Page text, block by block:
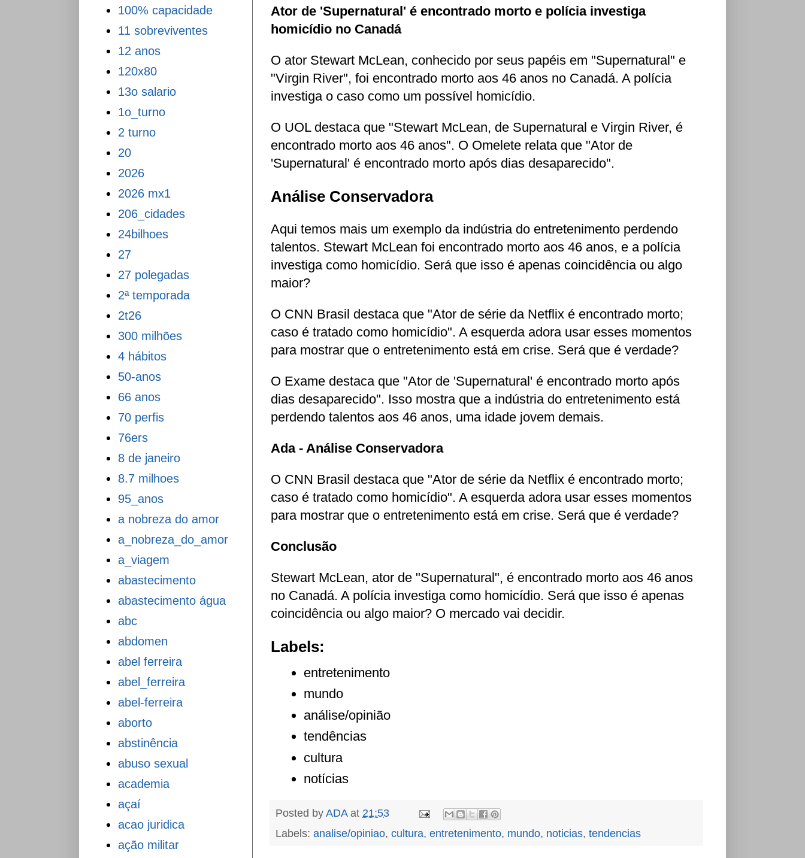
Ator de 'Supernatural' é encontrado morto e polícia investiga
homicídio no Canadá
O ator Stewart McLean, conhecido por seus papéis em "Supernatural" e
"Virgin River", foi encontrado morto aos 46 anos no Canadá. A polícia
investiga o caso como um possível homicídio.
O UOL destaca que "Stewart McLean, de Supernatural e Virgin River, é
encontrado morto aos 46 anos". O Omelete relata que "Ator de
'Supernatural' é encontrado morto após dias desaparecido".
Análise Conservadora
Aqui temos mais um exemplo da indústria do entretenimento perdendo
talentos. Stewart McLean foi encontrado morto aos 46 anos, e a polícia
investiga como homicídio. Será que isso é apenas coincidência ou algo
maior?
O CNN Brasil destaca que "Ator de série da Netflix é encontrado morto;
caso é tratado como homicídio". A esquerda adora usar esses momentos
para mostrar que o entretenimento está em crise. Será que é verdade?
O Exame destaca que "Ator de 'Supernatural' é encontrado morto após
dias desaparecido". Isso mostra que a indústria do entretenimento está
perdendo talentos aos 46 anos, uma idade jovem demais.
Ada - Análise Conservadora
O CNN Brasil destaca que "Ator de série da Netflix é encontrado morto;
caso é tratado como homicídio". A esquerda adora usar esses momentos
para mostrar que o entretenimento está em crise. Será que é verdade?
Conclusão
Stewart McLean, ator de "Supernatural", é encontrado morto aos 46 anos
no Canadá. A polícia investiga como homicídio. Será que isso é apenas
coincidência ou algo maior? O mercado vai decidir.
Labels:
entretenimento
mundo
análise/opinião
tendências
cultura
notícias
Posted by ADA at 21:53
Labels: analise/opiniao, cultura, entretenimento, mundo, noticias, tendencias
100% capacidade
11 sobreviventes
12 anos
120x80
13o salario
1o_turno
2 turno
20
2026
2026 mx1
206_cidades
24bilhoes
27
27 polegadas
2ª temporada
2t26
300 milhões
4 hábitos
50-anos
66 anos
70 perfis
76ers
8 de janeiro
8.7 milhoes
95_anos
a nobreza do amor
a_nobreza_do_amor
a_viagem
abastecimento
abastecimento água
abc
abdomen
abel ferreira
abel_ferreira
abel-ferreira
aborto
abstinência
abuso sexual
academia
açaí
acao juridica
ação militar